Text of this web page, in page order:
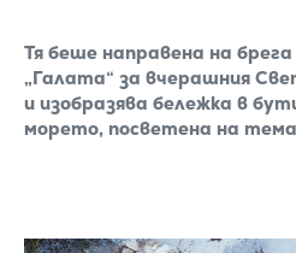
Тя беше направена на
„Галата“ за вчерашния
и изобразява бележка в
морето, посветена на